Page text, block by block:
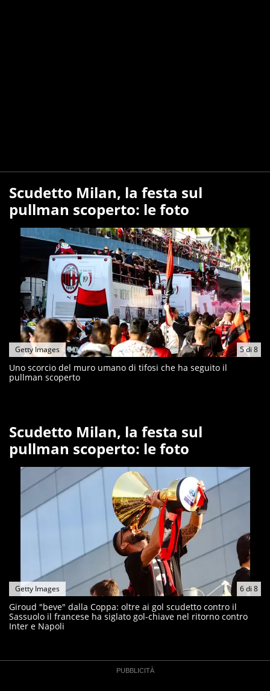
Scudetto Milan, la festa sul
pullman scoperto: le foto
5di 8
Getty Images
Uno scorcio del muro umano di tifosi che ha seguito il
pullman scoperto
Scudetto Milan, la festa sul
pullman scoperto: le foto
6di 8
Getty Images
Giroud "beve" dalla Coppa: oltre ai gol scudetto contro il
Sassuolo il francese ha siglato gol-chiave nel ritorno contro
Inter e Napoli